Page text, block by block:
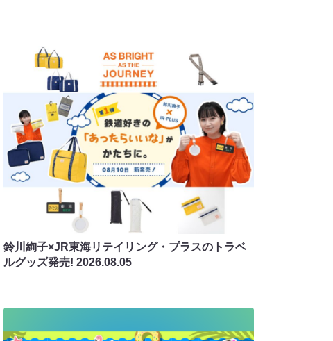
鈴川絢子×JR東海リテイリング・プラスのトラベ
ルグッズ発売! 2026.08.05